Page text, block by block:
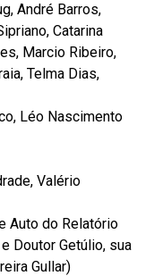
André Barros,
Catarina
Marcio Ribeiro,
Telma Dias,
Léo Nascimento
Valério
Auto do Relatório
Doutor Getúlio, sua
Gullar)